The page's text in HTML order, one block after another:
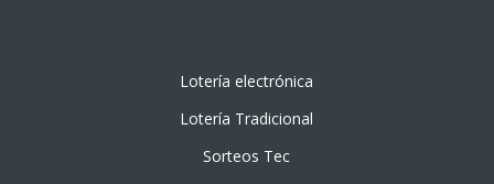
Lotería electrónica
Lotería Tradicional
Sorteos Tec